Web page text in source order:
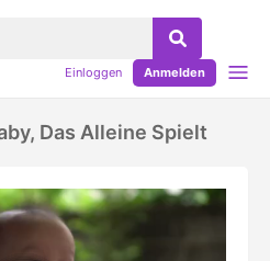
Einloggen Anmelden
Das Alleine Spielt